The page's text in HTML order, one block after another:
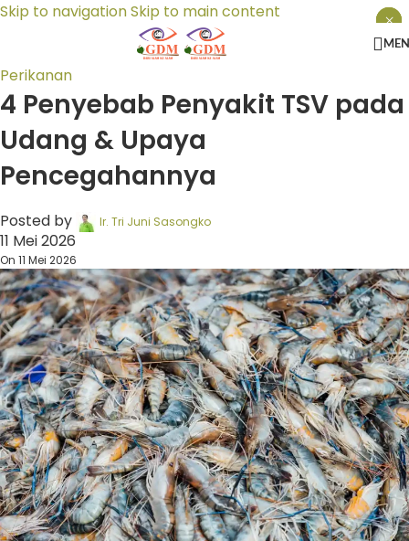
Skip to navigationSkip to main content
Perikanan
4 Penyebab Penyakit TSV pada
Udang & Upaya
Pencegahannya
Posted by Ir. Tri Juni Sasongko
11 Mei 2026
On 11 Mei 2026
×
×
×